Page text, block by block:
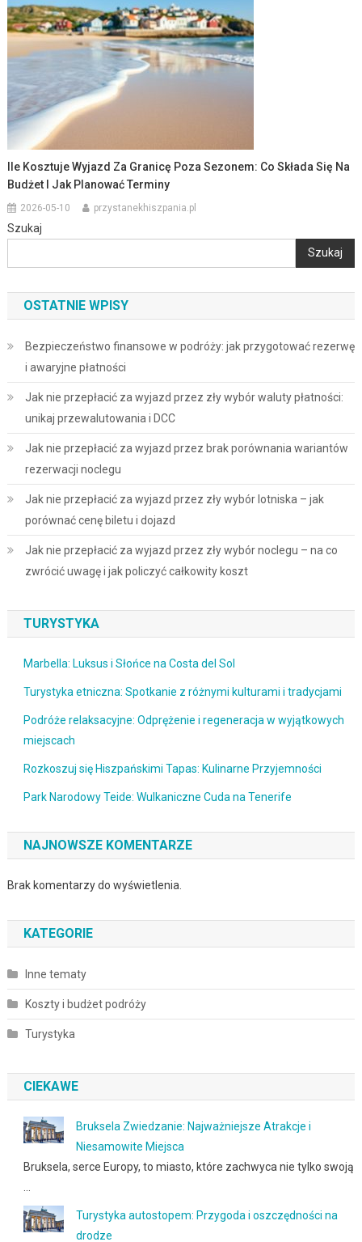
Ile Kosztuje Wyjazd Za Granicę Poza Sezonem: Co Składa Się Na
Budżet I Jak Planować Terminy
2026-05-10 przystanekhiszpania.pl
Szukaj
Szukaj
OSTATNIE WPISY
Bezpieczeństwo finansowe w podróży: jak przygotować rezerwę
i awaryjne płatności
Jak nie przepłacić za wyjazd przez zły wybór waluty płatności:
unikaj przewalutowania i DCC
Jak nie przepłacić za wyjazd przez brak porównania wariantów
rezerwacji noclegu
Jak nie przepłacić za wyjazd przez zły wybór lotniska – jak
porównać cenę biletu i dojazd
Jak nie przepłacić za wyjazd przez zły wybór noclegu – na co
zwrócić uwagę i jak policzyć całkowity koszt
TURYSTYKA
Marbella: Luksus i Słońce na Costa del Sol
Turystyka etniczna: Spotkanie z różnymi kulturami i tradycjami
Podróże relaksacyjne: Odprężenie i regeneracja w wyjątkowych
miejscach
Rozkoszuj się Hiszpańskimi Tapas: Kulinarne Przyjemności
Park Narodowy Teide: Wulkaniczne Cuda na Tenerife
NAJNOWSZE KOMENTARZE
Brak komentarzy do wyświetlenia.
KATEGORIE
Inne tematy
Koszty i budżet podróży
Turystyka
CIEKAWE
Bruksela Zwiedzanie: Najważniejsze Atrakcje i
Niesamowite Miejsca
Bruksela, serce Europy, to miasto, które zachwyca nie tylko swoją
Turystyka autostopem: Przygoda i oszczędności na
drodze